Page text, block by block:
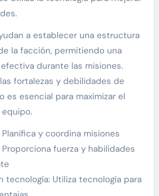
a establecer una estructura
la facción, permitiendo una
durante las misiones.
fortalezas y debilidades de
es esencial para maximizar el
Planifica y coordina misiones
Proporciona fuerza y habilidades
tecnología: Utiliza tecnología para